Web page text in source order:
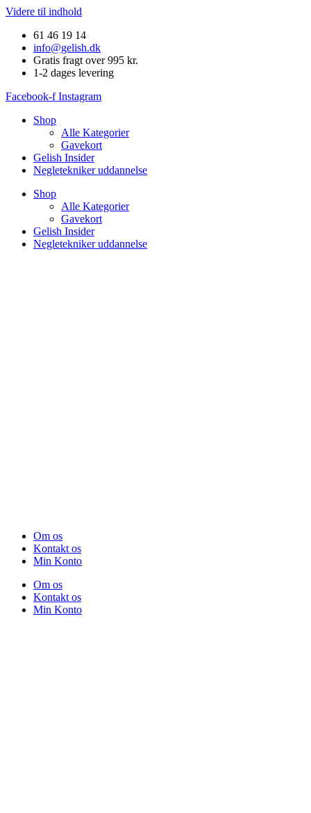
Videre til indhold
61 46 19 14
info@gelish.dk
Gratis fragt over 995 kr.
1-2 dages levering
Facebook-f Instagram
Shop
Alle Kategorier
Gavekort
Gelish Insider
Negletekniker uddannelse
Shop
Alle Kategorier
Gavekort
Gelish Insider
Negletekniker uddannelse
Om os
Kontakt os
Min Konto
Om os
Kontakt os
Min Konto